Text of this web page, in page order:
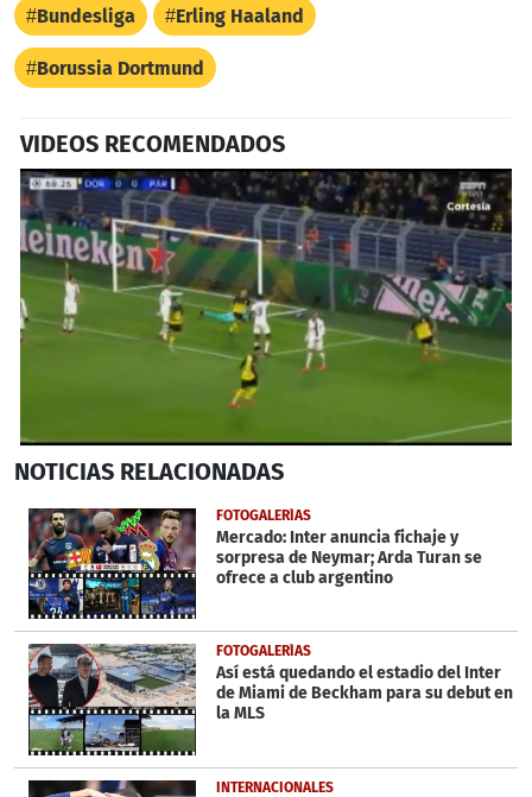
Bundesliga Erling Haaland
Borussia Dortmund
VIDEOS RECOMENDADOS
seconds
57
seconds
NOTICIAS RELACIONADAS
FOTOGALERÍAS
Mercado: Inter anuncia fichaje y
sorpresa de Neymar; Arda Turan se
ofrece a club argentino
FOTOGALERÍAS
Así está quedando el estadio del Inter
de Miami de Beckham para su debut en
la MLS
INTERNACIONALES